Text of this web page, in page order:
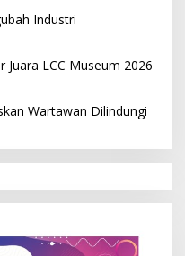
Industri
Juara LCC Museum 2026
Wartawan Dilindungi